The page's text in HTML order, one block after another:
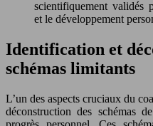
scientifiquement validés
et le développement
Identification et
schémas limitants
L’un des aspects cruciaux du
déconstruction des schémas